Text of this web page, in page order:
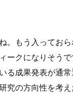
。もう入っておら
ークになりそうで
る成果発表が通常
究の方向性を考え